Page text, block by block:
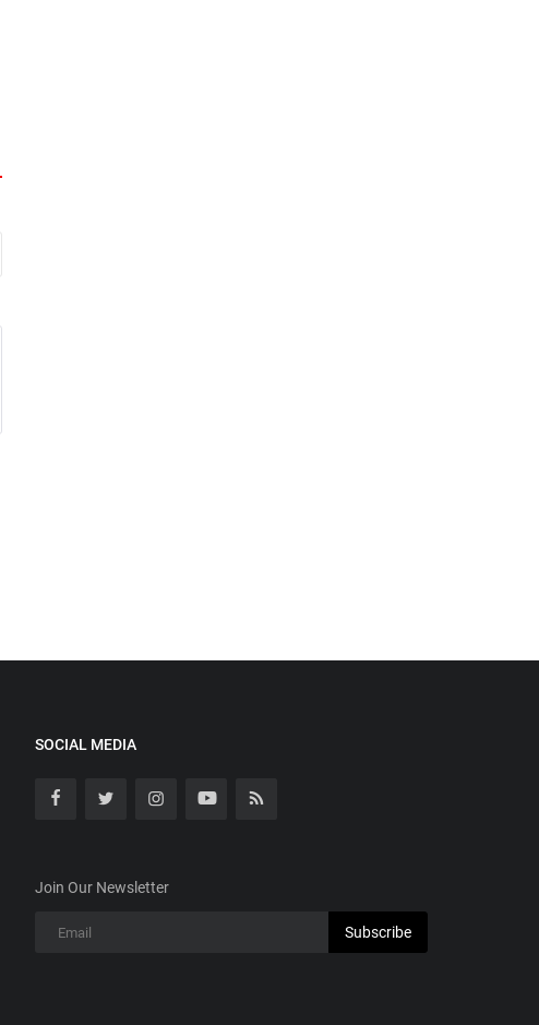
SOCIAL MEDIA
Join Our Newsletter
Subscribe